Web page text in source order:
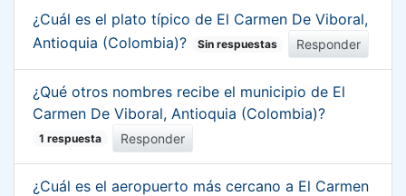
¿Cuál es el plato típico de El Carmen De Viboral,
Antioquia (Colombia)?
Sin respuestas Responder
¿Qué otros nombres recibe el municipio de El
Carmen De Viboral, Antioquia (Colombia)?
1 respuesta Responder
¿Cuál es el aeropuerto más cercano a El Carmen